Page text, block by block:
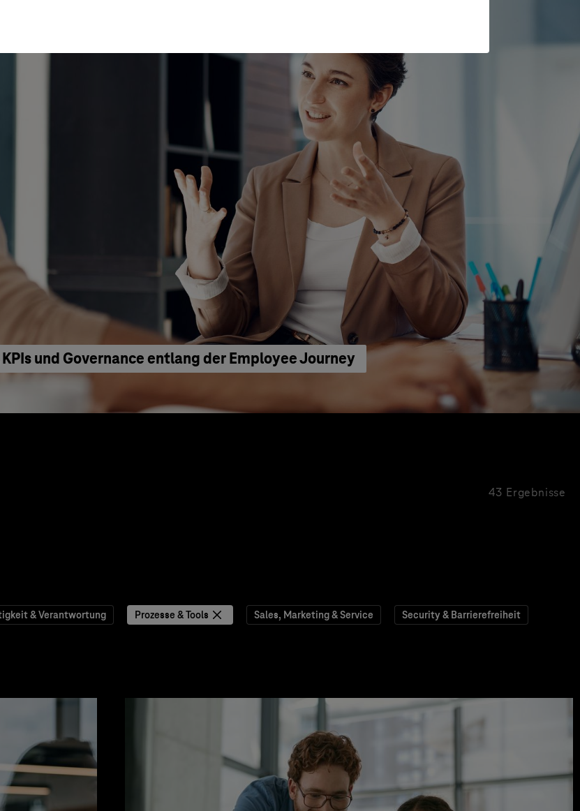
und Governance entlang der Employee Journey
43 Ergebnisse
& Verantwortung Prozesse & Tools Sales, Marketing & Service Security & Barrierefreiheit